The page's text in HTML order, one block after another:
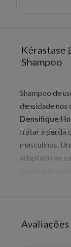
Kérastase
Shampoo
Shampoo de
densidade nos
Densifique
tratar a perda
masculinos.
adaptado ao
saudáveis;
shampooBain